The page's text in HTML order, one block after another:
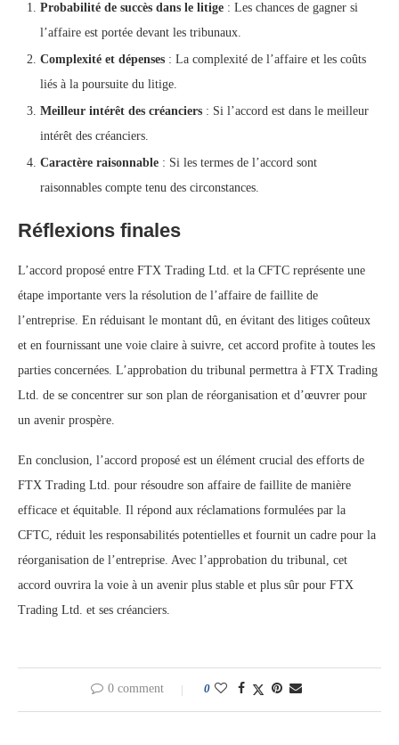
Probabilité de succès dans le litige : Les chances de gagner si
l’affaire est portée devant les tribunaux.
Complexité et dépenses : La complexité de l’affaire et les coûts
liés à la poursuite du litige.
Meilleur intérêt des créanciers : Si l’accord est dans le meilleur
intérêt des créanciers.
Caractère raisonnable : Si les termes de l’accord sont
raisonnables compte tenu des circonstances.
Réflexions finales
L’accord proposé entre FTX Trading Ltd. et la CFTC représente une
étape importante vers la résolution de l’affaire de faillite de
l’entreprise. En réduisant le montant dû, en évitant des litiges coûteux
et en fournissant une voie claire à suivre, cet accord profite à toutes les
parties concernées. L’approbation du tribunal permettra à FTX Trading
Ltd. de se concentrer sur son plan de réorganisation et d’œuvrer pour
un avenir prospère.
En conclusion, l’accord proposé est un élément crucial des efforts de
FTX Trading Ltd. pour résoudre son affaire de faillite de manière
efficace et équitable. Il répond aux réclamations formulées par la
CFTC, réduit les responsabilités potentielles et fournit un cadre pour la
réorganisation de l’entreprise. Avec l’approbation du tribunal, cet
accord ouvrira la voie à un avenir plus stable et plus sûr pour FTX
Trading Ltd. et ses créanciers.
0 comment 0